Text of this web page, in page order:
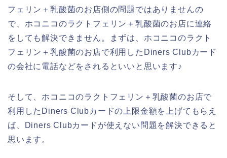
フェリン＋乳酸菌のお店側の問題ではありませんの
で、ホコニコのラクトフェリン＋乳酸菌のお店に連絡
をしても解決できません。まずは、ホコニコのラクト
フェリン＋乳酸菌のお店で利用したDiners Clubカード
の会社に電話などをされるといいと思います♪
そして、ホコニコのラクトフェリン＋乳酸菌のお店で
利用したDiners Clubカードの上限金額を上げてもらえ
ば、Diners Clubカードが使えない問題を解決できると
思います。